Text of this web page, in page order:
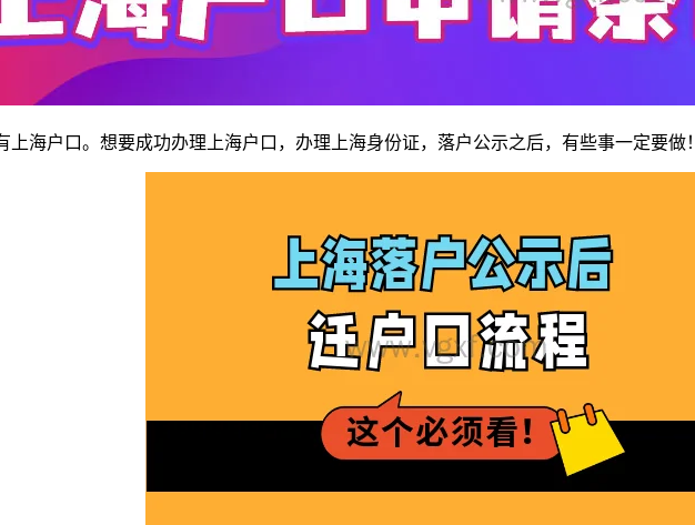
海户口。想要成功办理上海户口，办理上海身份证，落户公示之后，有些事一定要做